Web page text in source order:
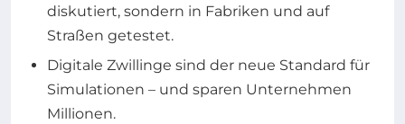
diskutiert, sondern in Fabriken und auf
Straßen getestet.
Digitale Zwillinge sind der neue Standard für
Simulationen – und sparen Unternehmen
Millionen.